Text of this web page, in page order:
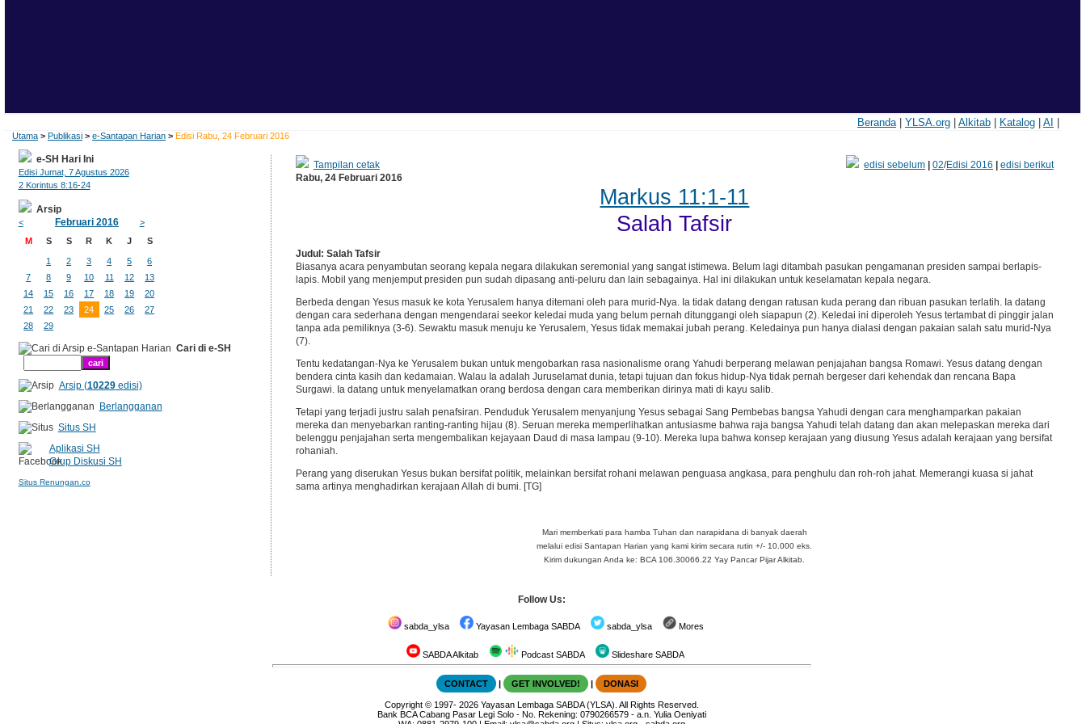
Beranda| YLSA.org| Alkitab| Katalog| AI
Utama > Publikasi > e-Santapan Harian > Edisi Rabu, 24 Februari 2016
Tampilan cetak edisi sebelum| 02/Edisi 2016
edisi berikut
Rabu, 24 Februari 2016
Markus 11:1-11
Salah Tafsir
Judul: Salah Tafsir
Biasanya acara penyambutan seorang kepala negara dilakukan seremonial yang sangat istimewa. Belum lagi ditambah pasukan pengamanan presiden sampai berlapis-
lapis. Mobil yang menjemput presiden pun sudah dipasang anti-peluru dan lain sebagainya. Hal ini dilakukan untuk keselamatan kepala negara.
Berbeda dengan Yesus masuk ke kota Yerusalem hanya ditemani oleh para murid-Nya. Ia tidak datang dengan ratusan kuda perang dan ribuan pasukan terlatih. Ia datang
dengan cara sederhana dengan mengendarai seekor keledai muda yang belum pernah ditunggangi oleh siapapun (2). Keledai ini diperoleh Yesus tertambat di pinggir jalan
tanpa ada pemiliknya (3-6). Sewaktu masuk menuju ke Yerusalem, Yesus tidak memakai jubah perang. Keledainya pun hanya dialasi dengan pakaian salah satu murid-Nya
(7).
Tentu kedatangan-Nya ke Yerusalem bukan untuk mengobarkan rasa nasionalisme orang Yahudi berperang melawan penjajahan bangsa Romawi. Yesus datang dengan
bendera cinta kasih dan kedamaian. Walau Ia adalah Juruselamat dunia, tetapi tujuan dan fokus hidup-Nya tidak pernah bergeser dari kehendak dan rencana Bapa
Surgawi. Ia datang untuk menyelamatkan orang berdosa dengan cara memberikan dirinya mati di kayu salib.
Tetapi yang terjadi justru salah penafsiran. Penduduk Yerusalem menyanjung Yesus sebagai Sang Pembebas bangsa Yahudi dengan cara menghamparkan pakaian
mereka dan menyebarkan ranting-ranting hijau (8). Seruan mereka memperlihatkan antusiasme bahwa raja bangsa Yahudi telah datang dan akan melepaskan mereka dari
belenggu penjajahan serta mengembalikan kejayaan Daud di masa lampau (9-10). Mereka lupa bahwa konsep kerajaan yang diusung Yesus adalah kerajaan yang bersifat
rohaniah.
Perang yang diserukan Yesus bukan bersifat politik, melainkan bersifat rohani melawan penguasa angkasa, para penghulu dan roh-roh jahat. Memerangi kuasa si jahat
sama artinya menghadirkan kerajaan Allah di bumi. [TG]
Mari memberkati para hamba Tuhan dan narapidana di banyak daerah
melalui edisi Santapan Harian yang kami kirim secara rutin +/- 10.000 eks.
Kirim dukungan Anda ke: BCA 106.30066.22 Yay Pancar Pijar Alkitab.
e-SH Hari Ini
Edisi Jumat, 7 Agustus 2026
2 Korintus 8:16-24
Arsip
< Februari 2016
>
M
S S R K J S
1 2 3 4 5
6
7
8 9 10 11 12
13
14
15 16 17 18 19
20
21
22 23 24 25 26
27
28
29
Cari di e-SH
Arsip (10229edisi)
Berlangganan
Situs SH
Aplikasi SH
Grup Diskusi SH
Situs Renungan.co
Follow Us:
sabda_ylsa Yayasan Lembaga SABDA sabda_ylsa Mores
SABDA Alkitab Podcast SABDA Slideshare SABDA
CONTACT | GET INVOLVED! | DONASI
Copyright© 1997- 2026 Yayasan Lembaga SABDA (YLSA). All Rights Reserved.
Bank BCA Cabang Pasar Legi Solo - No. Rekening: 0790266579 - a.n. Yulia Oeniyati